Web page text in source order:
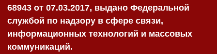
68943 от 07.03.2017, выдано Федеральной
службой по надзору в сфере связи,
информационных технологий и массовых
коммуникаций.